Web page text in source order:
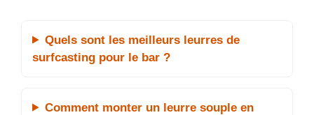
Quels sont les meilleurs leurres de
surfcasting pour le bar ?
Comment monter un leurre souple en